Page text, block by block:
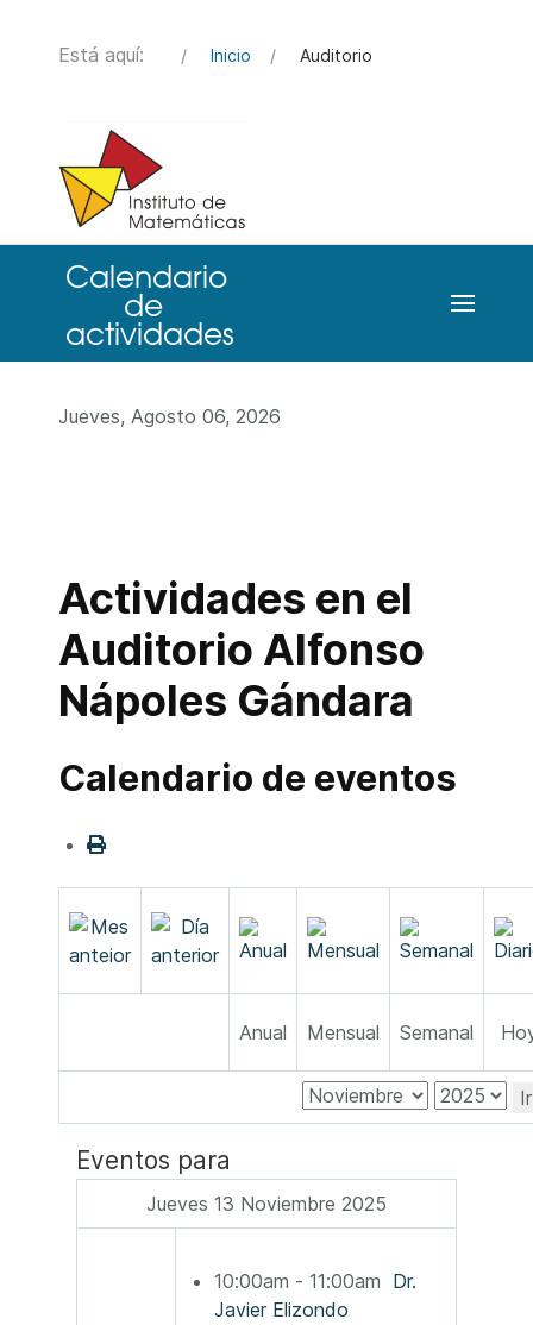
Está aquí: Inicio Auditorio
Jueves, Agosto 06, 2026
Actividades en el
Auditorio Alfonso
Nápoles Gándara
Calendario de eventos
Anual Mensual Semanal
Eventos para
Jueves 13 Noviembre 2025
10:00am - 11:00am Dr.
Javier Elizondo